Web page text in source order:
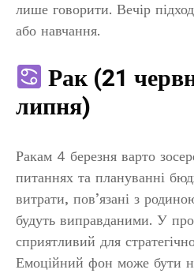
лише говорити. Вечір
або навчання.
Рак (21
липня)
Ракам 4 березня варто
питаннях та плануванні
витрати, пов’язані з
будуть виправданими. У
сприятливий для
Емоційний фон може бути